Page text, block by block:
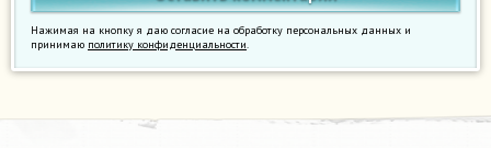
Нажимая на кнопку я даю согласие на обработку персональных данных и
принимаю политику конфиденциальности.